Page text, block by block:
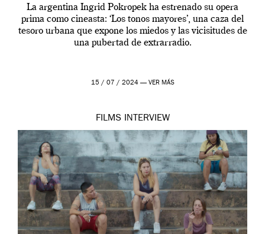
La argentina Ingrid Pokropek ha estrenado su opera
prima como cineasta: ‘Los tonos mayores’, una caza del
tesoro urbana que expone los miedos y las vicisitudes de
una pubertad de extrarradio.
15 / 07 / 2024 — VER MÁS
FILMS INTERVIEW